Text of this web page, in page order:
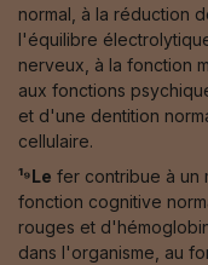
normal, à la réduction
l'équilibre
nerveux, à la fonction
aux fonctions
et d'une dentition
cellulaire.
¹⁹Le fer contribue à un
fonction cognitive
rouges et
dans l'organisme, au